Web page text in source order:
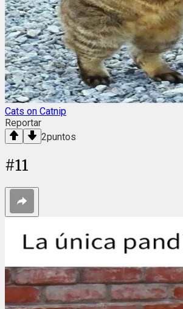
Cats on Catnip
Reportar
2puntos
#11